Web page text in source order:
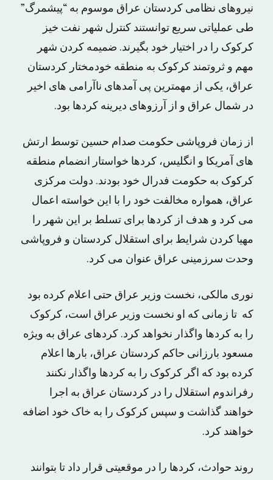
نیروهای نظامی کردستان عراق موسوم به “پیشمرگ”
طی عملیاتی سریع توانستند کنترل شهر نفت خیز
کرکوک را در اختیار خود بگیرند. ضمیمه کردن شهر
مهم و ثروتمند کرکوک به منطقه خودمختار کردستان
عراق، یکی از مهمترین پی آمدهای ناآرامی های اخیر
در شمال عراق و از آرزوهای دیرینه کردها بود.
از زمان فروپاشی حکومت صدام حسین توسط ارتش
های آمریکا و انگلیس، کردها خواستار انضمام منطقه
کرکوک به حکومت فدرال خود بودند. دولت مرکزی
عراق، همواره مخالفت خود را با این خواسته اعمال
می کرد و هدف از کردها برای تسلط بر این شهر را
مهیا کردن شرایط برای استقلال کردستان و فروپاشی
وحدت سرزمینی عراق عنوان می کرد.
نوری مالکی، نخست وزیر عراق حتی اعلام کرده بود
که تا زمانی که او نخست وزیر عراق است، کرکوک
را به کردها واگذار نخواهد کرد. کردهای عراق به ویژه
مسعود بارزانی حاکم کردستان عراق، بارها اعلام
کرده بود که اگر کرکوک را به کردها واگذار نکنند
رفراندوم استقلال را در کردستان عراق به اجرا
خواهند گذاشت و سپس کرکوک را به خاک خود اضافه
خواهند کرد.
روند حوادث، کردها را در موقعیتی قرار داد تا بتوانند